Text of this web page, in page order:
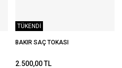
TÜKENDİ
BAKIR SAÇ TOKASI
2.500,00 TL